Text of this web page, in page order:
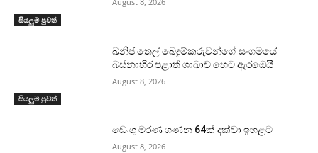
සියලුම පුවත්
සියලුම පුවත්
ඛනිජ තෙල් බෙදුම්කරුවන්ගේ සංගමයේ
බස්නාහිර පළාත් ශාඛාව හෙට ඇරඹෙයි
August 8, 2026
ඩෙංගු මරණ ගණන 64ක් දක්වා ඉහළට
August 8, 2026